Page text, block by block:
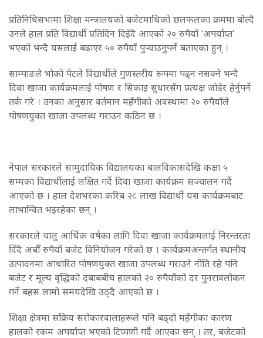
प्रतिनिधिसभामा शिक्षा मन्त्रालयको बजेटमाथिको छलफलका क्रममा बोल्दै
उनले हाल प्रति विद्यार्थी प्रतिदिन दिइँदै आएको २० रुपैयाँ ‘अपर्याप्त’
भएको भन्दै यसलाई बढाएर ५० रुपैयाँ पुर्‍याउनुपर्ने बताएका हुन् ।
साम्पाङले भोको पेटले विद्यार्थीले गुणस्तरीय रूपमा पढ्न नसक्ने भन्दै
दिवा खाजा कार्यक्रमलाई पोषण र सिकाइ सुधारसँग प्रत्यक्ष जोडेर हेर्नुपर्ने
तर्क गरे । उनका अनुसार वर्तमान महँगीको अवस्थामा २० रुपैयाँले
पोषणयुक्त खाजा उपलब्ध गराउन कठिन छ ।
नेपाल सरकारले सामुदायिक विद्यालयका बालविकासदेखि कक्षा ५
सम्मका विद्यार्थीलाई लक्षित गर्दै दिवा खाजा कार्यक्रम सञ्चालन गर्दै
आएको छ । हाल देशभरका करिब २८ लाख विद्यार्थी यस कार्यक्रमबाट
लाभान्वित भइरहेका छन् ।
सरकारले चालु आर्थिक वर्षका लागि दिवा खाजा कार्यक्रमलाई निरन्तरता
दिँदै अर्बौँ रुपैयाँ बजेट विनियोजन गरेको छ । कार्यक्रमअन्तर्गत स्थानीय
उत्पादनमा आधारित पोषणयुक्त खाजा उपलब्ध गराउने नीति रहे पनि
बजेट र मूल्य वृद्धिको दबाबबीच हालको २० रुपैयाँको दर पुनरावलोकन
गर्ने बहस लामो समयदेखि उठ्दै आएको छ ।
शिक्षा क्षेत्रमा सक्रिय सरोकारवालाहरूले पनि बढ्दो महँगीका कारण
हालको रकम अपर्याप्त भएको टिप्पणी गर्दै आएका छन् । तर, बजेटको